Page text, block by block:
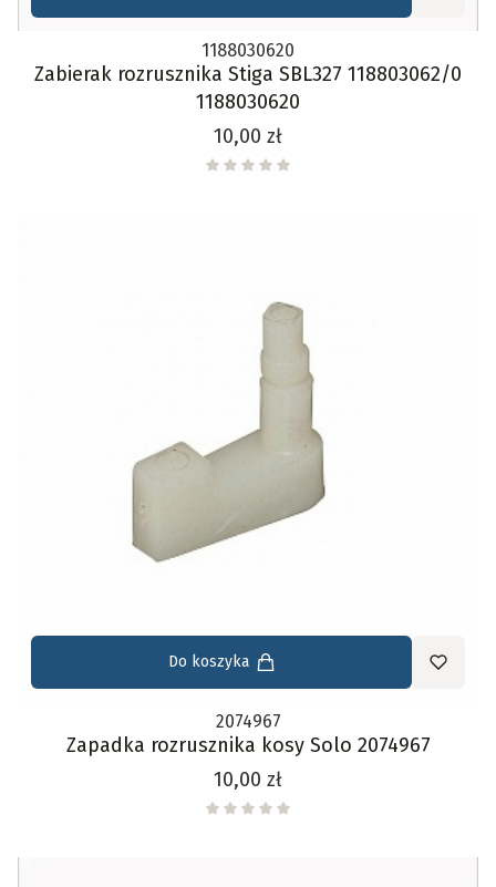
1188030620
Zabierak rozrusznika Stiga SBL327 118803062/0
1188030620
Cena
10,00 zł
Do koszyka
2074967
Zapadka rozrusznika kosy Solo 2074967
Cena
10,00 zł